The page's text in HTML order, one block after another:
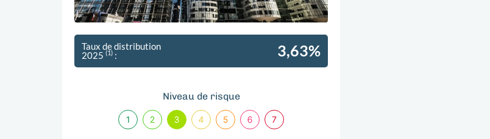
Taux de distribution
2025 (1) : 3,63%
Niveau de risque